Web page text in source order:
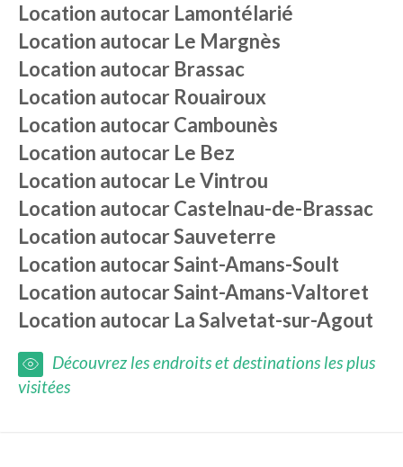
Location autocar Lamontélarié
Location autocar Le Margnès
Location autocar Brassac
Location autocar Rouairoux
Location autocarCambounès
Location autocar Le Bez
Location autocar Le Vintrou
Location autocarCastelnau-de-Brassac
Location autocarSauveterre
Location autocarSaint-Amans-Soult
Location autocarSaint-Amans-Valtoret
Location autocar La Salvetat-sur-Agout
Découvrez les endroits et destinations les plus
visitées